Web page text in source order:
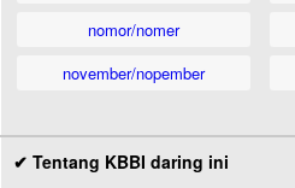
nomor/nomer
november/nopember
✔ Tentang KBBI daring ini